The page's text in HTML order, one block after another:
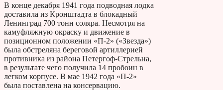
В конце декабря 1941 года подводная лодка
доставила из Кронштадта в блокадный
Ленинград 700 тонн соляра. Несмотря на
камуфляжную окраску и движение в
позиционном положении «П-2» («Звезда»)
была обстреляна береговой артиллерией
противника из района Петергоф-Стрельна,
в результате чего получила 14 пробоин в
легком корпусе. В мае 1942 года «П-2»
была поставлена на консервацию.